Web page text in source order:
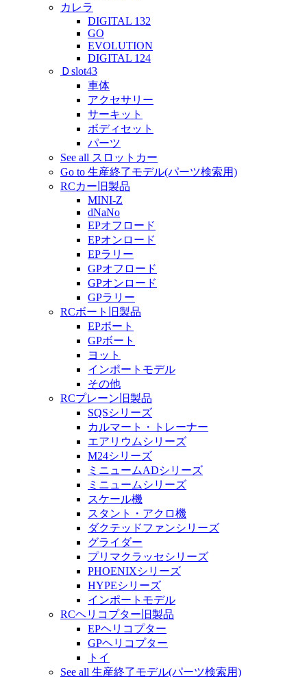
カレラ
DIGITAL 132
GO
EVOLUTION
DIGITAL 124
Ｄslot43
車体
アクセサリー
サーキット
ボディセット
パーツ
See all スロットカー
Go to 生産終了モデル(パーツ検索用)
RCカー旧製品
MINI-Z
dNaNo
EPオフロード
EPオンロード
EPラリー
GPオフロード
GPオンロード
GPラリー
RCボート旧製品
EPボート
GPボート
ヨット
インポートモデル
その他
RCプレーン旧製品
SQSシリーズ
カルマート・トレーナー
エアリウムシリーズ
M24シリーズ
ミニュームADシリーズ
ミニュームシリーズ
スケール機
スタント・アクロ機
ダクテッドファンシリーズ
グライダー
プリマクラッセシリーズ
PHOENIXシリーズ
HYPEシリーズ
インポートモデル
RCヘリコプター旧製品
EPヘリコプター
GPヘリコプター
トイ
See all 生産終了モデル(パーツ検索用)